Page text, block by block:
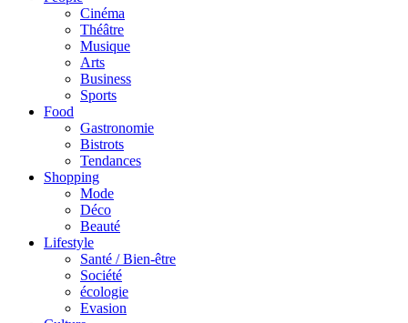
Cinéma
Théâtre
Musique
Arts
Business
Sports
Food
Gastronomie
Bistrots
Tendances
Shopping
Mode
Déco
Beauté
Lifestyle
Santé / Bien-être
Société
écologie
Evasion